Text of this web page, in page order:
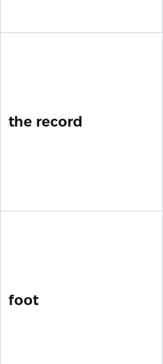
the record
foot